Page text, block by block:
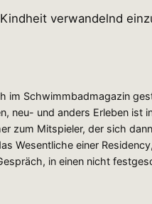
verwandelnd
im Schwimmbadmagazin
neu- und anders Erleben ist
zum Mitspieler, der sich
Wesentliche einer
in einen nicht